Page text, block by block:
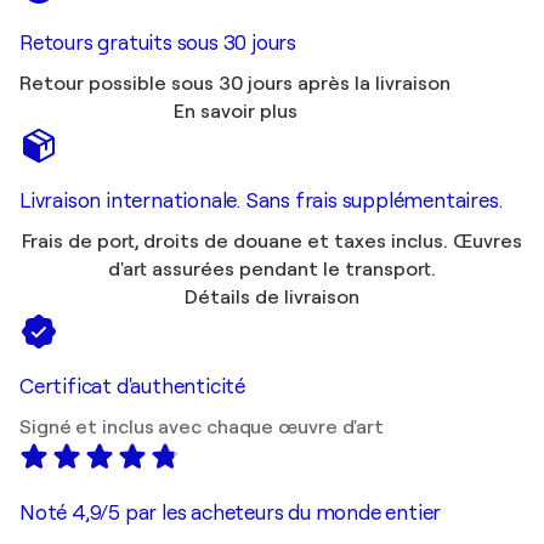
Retours gratuits sous 30 jours
Retour possible sous 30 jours après la livraison
En savoir plus
Livraison internationale. Sans frais supplémentaires.
Frais de port, droits de douane et taxes inclus. Œuvres
d'art assurées pendant le transport.
Détails de livraison
Certificat d'authenticité
Signé et inclus avec chaque œuvre d'art
Noté 4,9/5 par les acheteurs du monde entier